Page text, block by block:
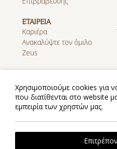
ΕΤΑΙΡΕΙΑ
Καριέρα
Ανακαλύψτε τον όμιλο
Zeus
Λήψη εφαρμογής στο App
Store
2026 @ Zeus Essence
Χρησιμοποιούμε cookies για
που διατίθενται στο website
εμπειρία των χρηστών μας.